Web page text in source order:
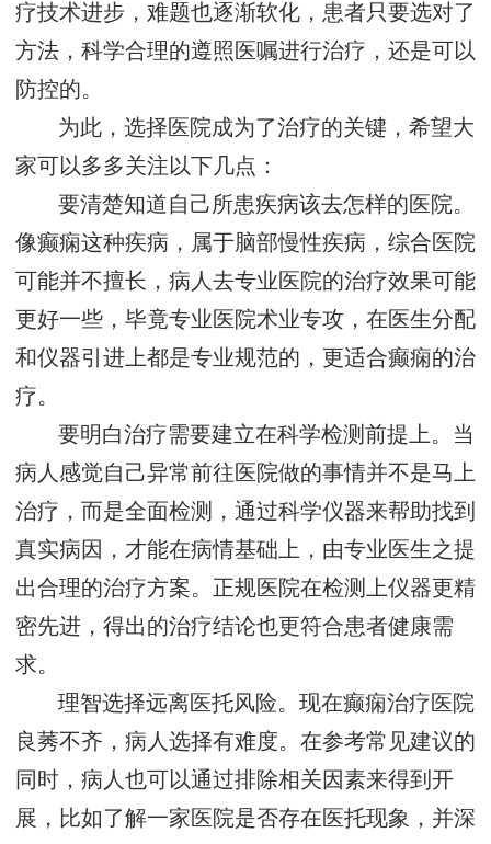
疗技术进步，难题也逐渐软化，患者只要选对了
方法，科学合理的遵照医嘱进行治疗，还是可以
防控的。
为此，选择医院成为了治疗的关键，希望大
家可以多多关注以下几点：
要清楚知道自己所患疾病该去怎样的医院。
像癫痫这种疾病，属于脑部慢性疾病，综合医院
可能并不擅长，病人去专业医院的治疗效果可能
更好一些，毕竟专业医院术业专攻，在医生分配
和仪器引进上都是专业规范的，更适合癫痫的治
疗。
要明白治疗需要建立在科学检测前提上。当
病人感觉自己异常前往医院做的事情并不是马上
治疗，而是全面检测，通过科学仪器来帮助找到
真实病因，才能在病情基础上，由专业医生之提
出合理的治疗方案。正规医院在检测上仪器更精
密先进，得出的治疗结论也更符合患者健康需
求。
理智选择远离医托风险。现在癫痫治疗医院
良莠不齐，病人选择有难度。在参考常见建议的
同时，病人也可以通过排除相关因素来得到开
展，比如了解一家医院是否存在医托现象，并深